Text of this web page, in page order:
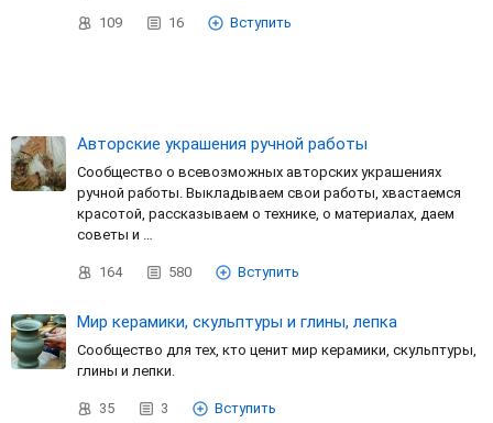
109 16 Вступить
Авторские украшения ручной работы
Сообщество о всевозможных авторских украшениях
ручной работы. Выкладываем свои работы, хвастаемся
красотой, рассказываем о технике, о материалах, даем
советы и …
164 580 Вступить
Мир керамики, скульптуры и глины, лепка
Сообщество для тех, кто ценит мир керамики, скульптуры,
глины и лепки.
35 3 Вступить